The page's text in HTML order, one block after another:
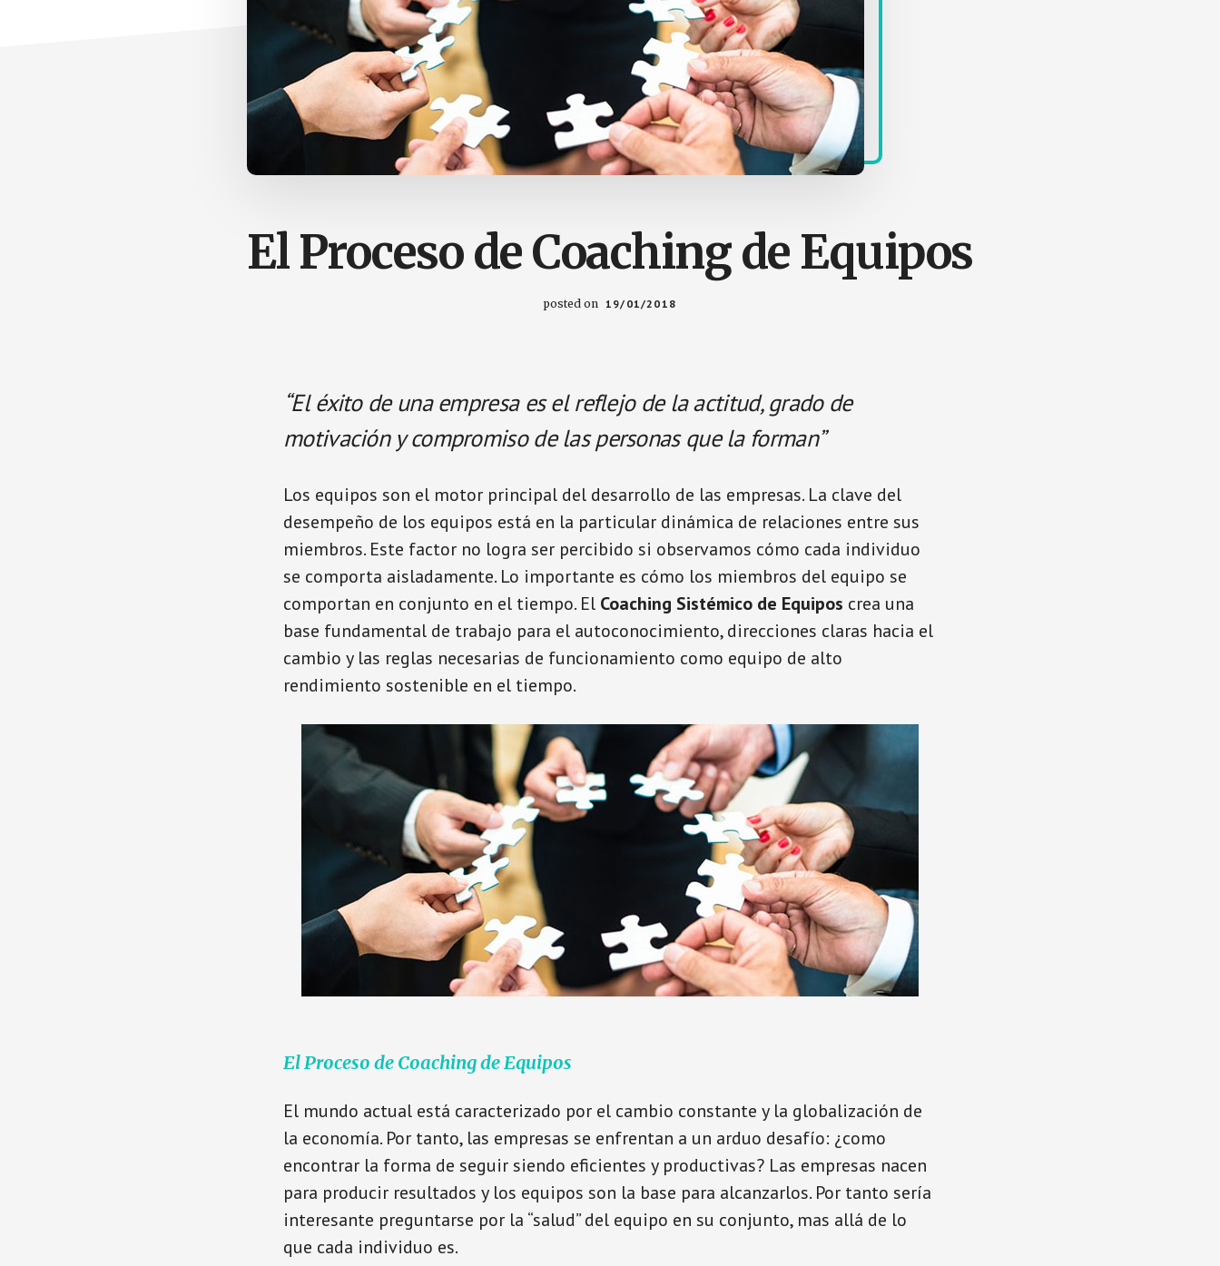
El Proceso de Coaching de Equipos
posted on 19/01/2018
“El éxito de una empresa es el reflejo de la actitud, grado de
motivación y compromiso de las personas que la forman”
Los equipos son el motor principal del desarrollo de las empresas. La clave del
desempeño de los equipos está en la particular dinámica de relaciones entre sus
miembros. Este factor no logra ser percibido si observamos cómo cada individuo
se comporta aisladamente. Lo importante es cómo los miembros del equipo se
comportan en conjunto en el tiempo. El Coaching Sistémico de Equipos crea una
base fundamental de trabajo para el autoconocimiento, direcciones claras hacia el
cambio y las reglas necesarias de funcionamiento como equipo de alto
rendimiento sostenible en el tiempo.
El Proceso de Coaching de Equipos
El mundo actual está caracterizado por el cambio constante y la globalización de
la economía. Por tanto, las empresas se enfrentan a un arduo desafío: ¿como
encontrar la forma de seguir siendo eficientes y productivas? Las empresas nacen
para producir resultados y los equipos son la base para alcanzarlos. Por tanto sería
interesante preguntarse por la “salud” del equipo en su conjunto, mas allá de lo
que cada individuo es.